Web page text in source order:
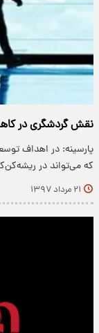
نقش گردشگری در
پارسینه: در اهداف
که می‌تواند در
۲۱ مرداد ۱۳۹۷